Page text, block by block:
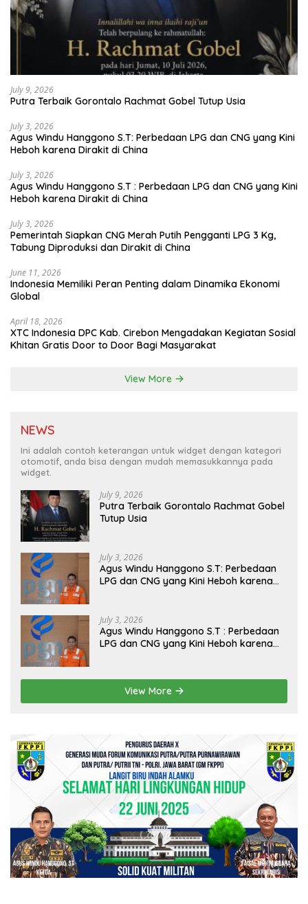
July 9, 2026
Putra Terbaik Gorontalo Rachmat Gobel Tutup Usia
July 3, 2026
Agus Windu Hanggono S.T: Perbedaan LPG dan CNG yang Kini
Heboh karena Dirakit di China
July 3, 2026
Agus Windu Hanggono S.T : Perbedaan LPG dan CNG yang Kini
Heboh karena Dirakit di China
July 3, 2026
Pemerintah Siapkan CNG Merah Putih Pengganti LPG 3 Kg,
Tabung Diproduksi dan Dirakit di China
June 11, 2026
Indonesia Memiliki Peran Penting dalam Dinamika Ekonomi
Global
April 18, 2026
XTC Indonesia DPC Kab. Cirebon Mengadakan Kegiatan Sosial
Khitan Gratis Door to Door Bagi Masyarakat
View More
NEWS
Ini adalah contoh keterangan untuk widget dengan kategori
otomotif, anda bisa dengan mudah memasukkannya pada
widget.
July 9, 2026
Putra Terbaik Gorontalo Rachmat Gobel
Tutup Usia
July 3, 2026
Agus Windu Hanggono S.T: Perbedaan
LPG dan CNG yang Kini Heboh karena
July 3, 2026
Agus Windu Hanggono S.T : Perbedaan
LPG dan CNG yang Kini Heboh karena
View More